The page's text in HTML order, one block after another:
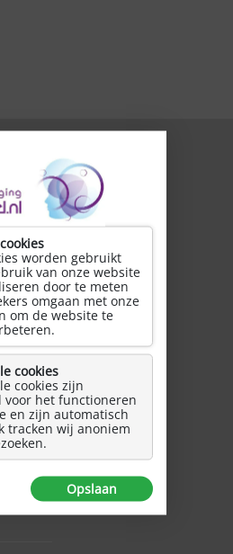
Privacy Statement *
worden gebruikt
van onze website
door te meten
omgaan met onze
om de website te
cookies
cookies zijn
voor het functioneren
en zijn automatisch
tracken wij anoniem
Opslaan